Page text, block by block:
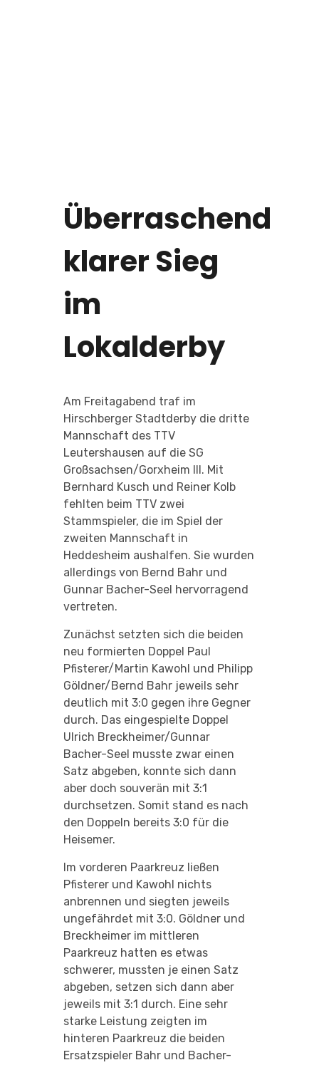
Überraschend
klarer Sieg
im
Lokalderby
Am Freitagabend traf im
Hirschberger Stadtderby die dritte
Mannschaft des TTV
Leutershausen auf die SG
Großsachsen/Gorxheim III. Mit
Bernhard Kusch und Reiner Kolb
fehlten beim TTV zwei
Stammspieler, die im Spiel der
zweiten Mannschaft in
Heddesheim aushalfen. Sie wurden
allerdings von Bernd Bahr und
Gunnar Bacher-Seel hervorragend
vertreten.
Zunächst setzten sich die beiden
neu formierten Doppel Paul
Pfisterer/Martin Kawohl und Philipp
Göldner/Bernd Bahr jeweils sehr
deutlich mit 3:0 gegen ihre Gegner
durch. Das eingespielte Doppel
Ulrich Breckheimer/Gunnar
Bacher-Seel musste zwar einen
Satz abgeben, konnte sich dann
aber doch souverän mit 3:1
durchsetzen. Somit stand es nach
den Doppeln bereits 3:0 für die
Heisemer.
Im vorderen Paarkreuz ließen
Pfisterer und Kawohl nichts
anbrennen und siegten jeweils
ungefährdet mit 3:0. Göldner und
Breckheimer im mittleren
Paarkreuz hatten es etwas
schwerer, mussten je einen Satz
abgeben, setzen sich dann aber
jeweils mit 3:1 durch. Eine sehr
starke Leistung zeigten im
hinteren Paarkreuz die beiden
Ersatzspieler Bahr und Bacher-